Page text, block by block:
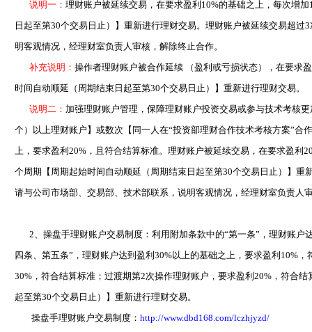
说明一： 理财账户被延续交易，在要求盈利10%的基础之上，每次增
日起至第30个交易日止）】重新进行理财交易。理财账户被延续交易超
明客观情况，经理财室负责人审核，解除终止合作。
补充说明： 操作者理财账户被合作延续 （盈利或亏损状态），在要求
时间自动顺延（周期结束日起至第30个交易日止）】重新进行理财交易。
说明二： 加强理财账户管理，保障理财账户投资交易或参与技术考核
个）以上理财账户】或数次【同一人在“投资部理财合作技术考核方案”
上，要求盈利20%，且符合结算标准。理财账户被延续交易，在要求盈
个周期【周期起始时间自动顺延（周期结束日起至第30个交易日止）】
请与公司市场部、交易部、技术部联系，说明客观情况，经理财室负责人
2、操盘手理财账户交易制度：利用附加条款中的“第一条”，理财账户
四条、第五条”，理财账户达到盈利30%以上的基础之上，要求盈利10%
30%，符合结算标准；过渡期第2次操作理财账户，要求盈利20%，符合
起至第30个交易日止）】重新进行理财交易。
操盘手理财账户交易制度： http://www.dbd168.com/lczhjyzd/